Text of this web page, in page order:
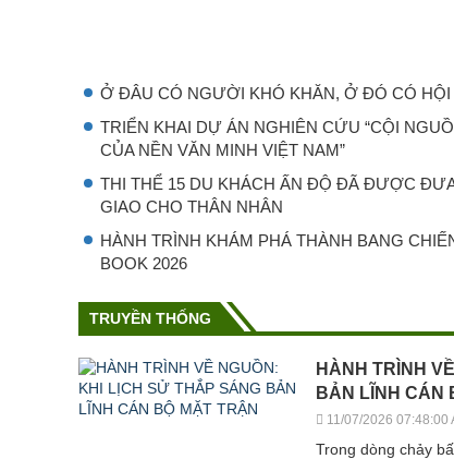
Ở ĐÂU CÓ NGƯỜI KHÓ KHĂN, Ở ĐÓ CÓ
TRIỂN KHAI DỰ ÁN NGHIÊN CỨU “CỘI
CỦA NỀN VĂN MINH VIỆT NAM”
THI THỂ 15 DU KHÁCH ẤN ĐỘ ĐÃ ĐƯỢC
GIAO CHO THÂN NHÂN
HÀNH TRÌNH KHÁM PHÁ THÀNH BANG
BOOK 2026
TRUYỀN THỐNG
HÀNH TRÌNH
BẢN LĨNH CÁN
11/07/2026 07:48:00
Trong dòng chảy